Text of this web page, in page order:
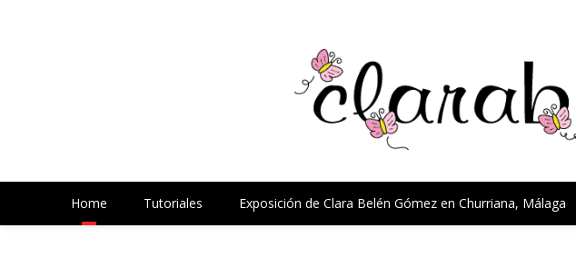
Home Tutoriales Exposición de Clara Belén Gómez en Churriana, Málaga